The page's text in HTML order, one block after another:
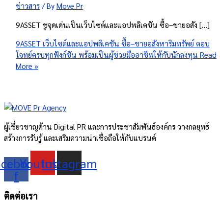
ข่าวสาร/ ByMove Pr
9ASSET ชูจุดเด่นเป็นเว็บไซต์และแอปพลิเคชัน ซื้อ–ขายอสัง […]
9ASSET เว็บไซต์และแอปพลิเคชัน ซื้อ–ขายอสังหาริมทรัพย์ ตอบ
โจทย์ครบทุกฟังก์ชัน พร้อมเป็นผู้ช่วยมืออาชีพให้กับนักลงทุน Read
More »
ผู้เชี่ยวชาญด้าน Digital PR และการประชาสัมพันธ์องค์กร วางกลยุทธ์
สร้างการรับรู้ และเสริมความน่าเชื่อถือให้กับแบรนด์
f
Youtube
Instagram
ติดต่อเรา